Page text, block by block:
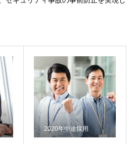
採用を知る
2020年中途採用